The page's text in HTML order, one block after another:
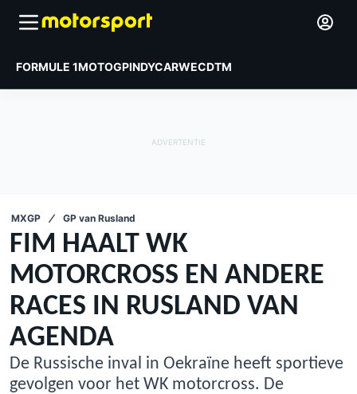
FORMULE 1MOTOGPINDYCARWECDTM
MXGP GP van Rusland
FIM HAALT WK
MOTORCROSS EN ANDERE
RACES IN RUSLAND VAN
AGENDA
De Russische inval in Oekraïne heeft sportieve
gevolgen voor het WK motorcross. De